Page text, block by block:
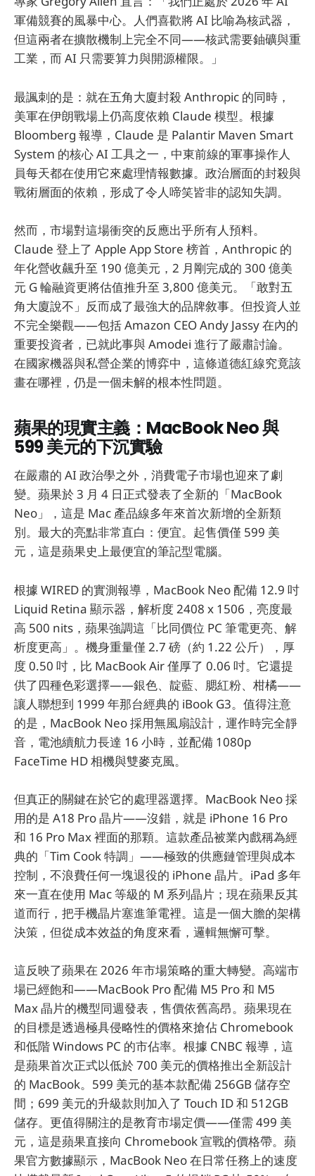
軍備競賽的風暴中心。人們喜歡將 AI 比喻為核武器，
但這兩者在擴散機制上完全不同——核武需要鈾礦與重
工業，而 AI 只需要算力與開源權限。」
最諷刺的是：就在五角大廈封殺 Anthropic 的同時，
美軍在伊朗戰場上仍高度依賴 Claude 模型。根據
Bloomberg 報導，Claude 是 Palantir Maven Smart
System 的核心 AI 工具之一，中東前線的軍事操作人
員每天都在使用它來處理情報數據。政治層面的封殺與
戰術層面的依賴，形成了令人啼笑皆非的認知失調。
然而，市場對這場衝突的反應出乎所有人預料。
Claude 登上了 Apple App Store 榜首，Anthropic 的
年化營收飆升至 190 億美元，2 月剛完成的 300 億美
元 G 輪融資更將估值推升至 3,800 億美元。「敢對五
角大廈說不」反而成了最強大的品牌敘事。但投資人並
不完全樂觀——包括 Amazon CEO Andy Jassy 在內的
重要投資者，已就此事與 Amodei 進行了嚴肅討論。
在國家機器與私營企業的博弈中，這條道德紅線究竟該
畫在哪裡，仍是一個未解的根本性問題。
蘋果的現實主義：MacBook Neo 與
599 美元的下沉實驗
在嚴肅的 AI 政治學之外，消費電子市場也迎來了劇
變。蘋果於 3 月 4 日正式發表了全新的「MacBook
Neo」，這是 Mac 產品線多年來首次新增的全新類
別。最大的亮點非常直白：便宜。起售價僅 599 美
元，這是蘋果史上最便宜的筆記型電腦。
根據 WIRED 的實測報導，MacBook Neo 配備 12.9 吋
Liquid Retina 顯示器，解析度 2408 x 1506，亮度最
高 500 nits，蘋果強調這「比同價位 PC 筆電更亮、解
析度更高」。機身重量僅 2.7 磅（約 1.22 公斤），厚
度 0.50 吋，比 MacBook Air 僅厚了 0.06 吋。它還提
供了四種色彩選擇——銀色、靛藍、腮紅粉、柑橘——
讓人聯想到 1999 年那台經典的 iBook G3。值得注意
的是，MacBook Neo 採用無風扇設計，運作時完全靜
音，電池續航力長達 16 小時，並配備 1080p
FaceTime HD 相機與雙麥克風。
但真正的關鍵在於它的處理器選擇。MacBook Neo 採
用的是 A18 Pro 晶片——沒錯，就是 iPhone 16 Pro
和 16 Pro Max 裡面的那顆。這款產品被業內戲稱為經
典的「Tim Cook 特調」——極致的供應鏈管理與成本
控制，不浪費任何一塊退役的 iPhone 晶片。iPad 多年
來一直在使用 Mac 等級的 M 系列晶片；現在蘋果反其
道而行，把手機晶片塞進筆電裡。這是一個大膽的架構
決策，但從成本效益的角度來看，邏輯無懈可擊。
這反映了蘋果在 2026 年市場策略的重大轉變。高端市
場已經飽和——MacBook Pro 配備 M5 Pro 和 M5
Max 晶片的機型同週發表，售價依舊高昂。蘋果現在
的目標是透過極具侵略性的價格來搶佔 Chromebook
和低階 Windows PC 的市佔率。根據 CNBC 報導，這
是蘋果首次正式以低於 700 美元的價格推出全新設計
的 MacBook。599 美元的基本款配備 256GB 儲存空
間；699 美元的升級款則加入了 Touch ID 和 512GB
儲存。更值得關注的是教育市場定價——僅需 499 美
元，這是蘋果直接向 Chromebook 宣戰的價格帶。蘋
果官方數據顯示，MacBook Neo 在日常任務上的速度